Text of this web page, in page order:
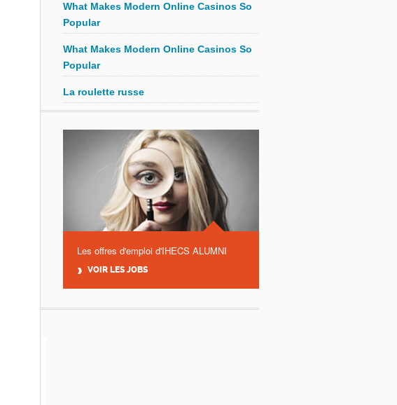
What Makes Modern Online Casinos So
Popular
What Makes Modern Online Casinos So
Popular
La roulette russe
Les offres d'emploi d'IHECS ALUMNI
VOIR LES JOBS